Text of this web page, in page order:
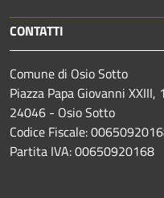
CONTATTI
Comune di Osio Sotto
Piazza Papa Giovanni
24046 - Osio Sotto
Codice Fiscale:
Partita IVA: 00650920168